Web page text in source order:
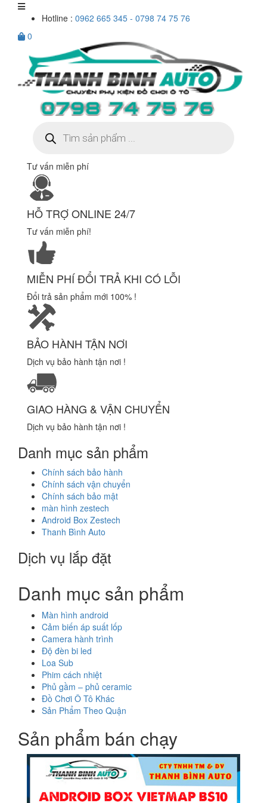
Hotline : 0962 665 345 - 0798 74 75 76
0
kiếm
sản
Tư vấn miễn phí
HỖ TRỢ ONLINE 24/7
Tư vấn miễn phí!
MIỄN PHÍ ĐỔI TRẢ KHI CÓ LỖI
Đổi trả sản phẩm mới 100% !
BẢO HÀNH TẬN NƠI
Dịch vụ bảo hành tận nơi !
GIAO HÀNG & VẬN CHUYỂN
Dịch vụ bảo hành tận nơi !
Danh mục sản phẩm
Chính sách bảo hành
Chính sách vận chuyển
Chính sách bảo mật
màn hình zestech
Android Box Zestech
Thanh Bình Auto
Dịch vụ lắp đặt
Danh mục sản phẩm
Màn hình android
Cảm biến áp suất lốp
Camera hành trình
Độ đèn bi led
Loa Sub
Phim cách nhiệt
Phủ gầm – phủ ceramic
Đồ Chơi Ô Tô Khác
Sản Phẩm Theo Quận
Sản phẩm bán chạy